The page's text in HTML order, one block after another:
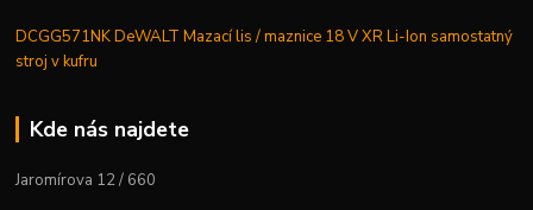
DCGG571NK DeWALT Mazací lis / maznice 18 V XR Li-Ion samostatný
stroj v kufru
Kde nás najdete
Jaromírova 12 / 660